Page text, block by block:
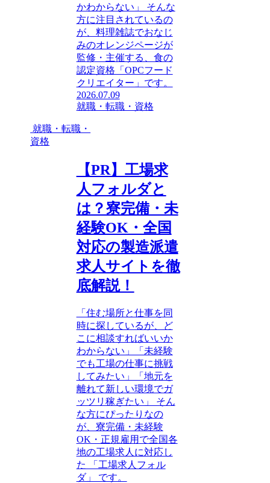
かわからない」 そんな
方に注目されているの
が、料理雑誌でおなじ
みのオレンジページが
監修・主催する、食の
認定資格「OPCフード
クリエイター」です。
2026.07.09
就職・転職・資格
就職・転職・
資格
【PR】工場求
人フォルダと
は？寮完備・未
経験OK・全国
対応の製造派遣
求人サイトを徹
底解説！
「住む場所と仕事を同
時に探しているが、ど
こに相談すればいいか
わからない」「未経験
でも工場の仕事に挑戦
してみたい」「地元を
離れて新しい環境でガ
ッツリ稼ぎたい」 そん
な方にぴったりなの
が、寮完備・未経験
OK・正規雇用で全国各
地の工場求人に対応し
た 「工場求人フォル
ダ」 です。